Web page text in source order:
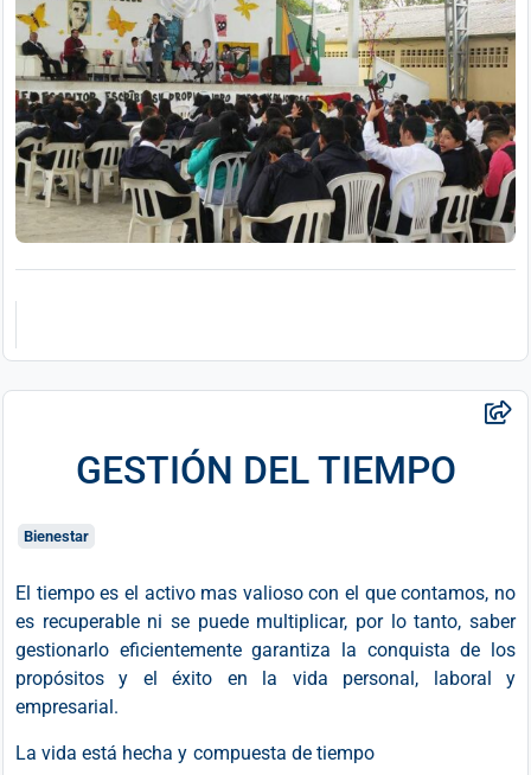
GESTIÓN DEL TIEMPO
Bienestar
El tiempo es el activo mas valioso con el que contamos, no
es recuperable ni se puede multiplicar, por lo tanto, saber
gestionarlo eficientemente garantiza la conquista de los
propósitos y el éxito en la vida personal, laboral y
empresarial.
La vida está hecha y compuesta de tiempo